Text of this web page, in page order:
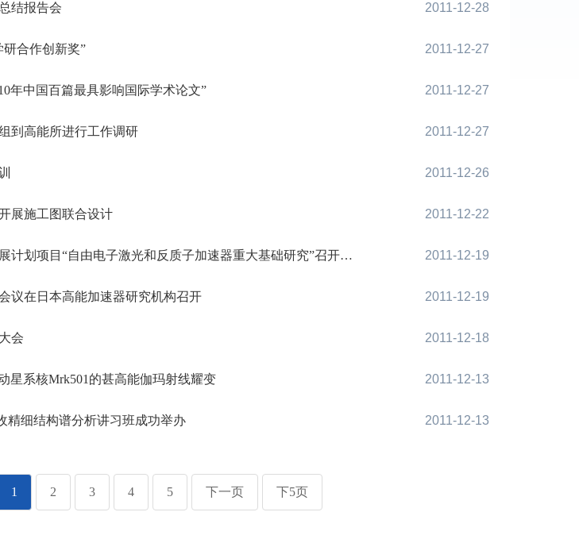
结报告会 2011-12-28
合作创新奖” 2011-12-27
年中国百篇最具影响国际学术论文” 2011-12-27
到高能所进行工作调研 2011-12-27
2011-12-26
展施工图联合设计 2011-12-22
项目“自由电子激光和反质子加速器重大基础研究”召开2011年年会 2011-12-19
议在日本高能加速器研究机构召开 2011-12-19
会 2011-12-18
星系核Mrk501的甚高能伽玛射线耀变 2011-12-13
精细结构谱分析讲习班成功举办 2011-12-13
1 2 3 4 5 下一页 下5页